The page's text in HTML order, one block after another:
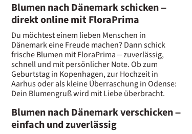
Blumen nach Dänemark schicken –
direkt online mit FloraPrima
Du möchtest einem lieben Menschen in
Dänemark eine Freude machen? Dann schick
frische Blumen mit FloraPrima – zuverlässig,
schnell und mit persönlicher Note. Ob zum
Geburtstag in Kopenhagen, zur Hochzeit in
Aarhus oder als kleine Überraschung in Odense:
Dein Blumengruß wird mit Liebe überbracht.
Blumen nach Dänemark verschicken –
einfach und zuverlässig